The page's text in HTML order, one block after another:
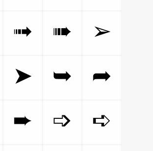
➟ ➠
➢
➤ ➥
➦
➨ ➩
➪